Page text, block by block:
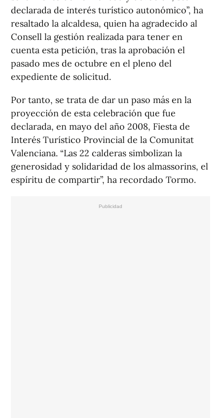
declarada de interés turístico autonómico”, ha
resaltado la alcaldesa, quien ha agradecido al
Consell la gestión realizada para tener en
cuenta esta petición, tras la aprobación el
pasado mes de octubre en el pleno del
expediente de solicitud.
Por tanto, se trata de dar un paso más en la
proyección de esta celebración que fue
declarada, en mayo del año 2008, Fiesta de
Interés Turístico Provincial de la Comunitat
Valenciana. “Las 22 calderas simbolizan la
generosidad y solidaridad de los almassorins, el
espíritu de compartir”, ha recordado Tormo.